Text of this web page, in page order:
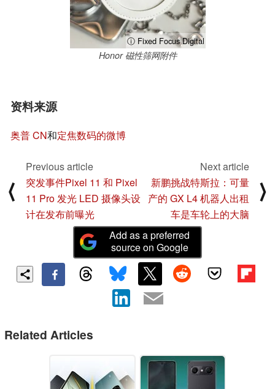
ⓘ Fixed Focus Digital
Honor 磁性筛网附件
资料来源
奥普 CN和定焦数码的微博
⟨
Previous article
突发事件Pixel 11 和 Pixel
11 Pro 发光 LED 摄像头设
计在发布前曝光
Next article
新鹏挑战特斯拉：可量
产的 GX L4 机器人出租
车是车轮上的大脑
⟩
Add as a preferred
source on Google
Related Articles